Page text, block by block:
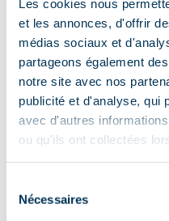
Les cookies nous
et les annonces, d'offrir
médias sociaux et
partageons également
notre site avec nos
publicité et d'analyse, qui
avec d'autres
ou qu'ils ont collectées
Nécessaires